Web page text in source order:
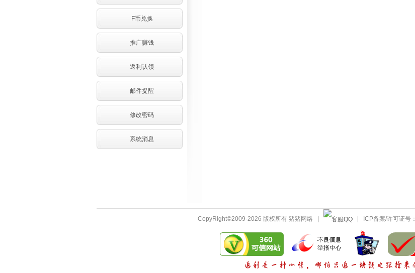
F币兑换
推广赚钱
返利认领
邮件提醒
修改密码
系统消息
CopyRight©2009-2026 版权所有 猪猪网络 | | ICP备案/许可证号：